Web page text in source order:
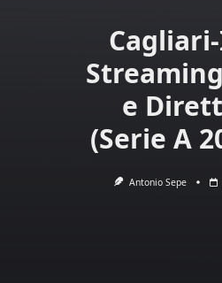
e
(Serie A
Antonio Sepe